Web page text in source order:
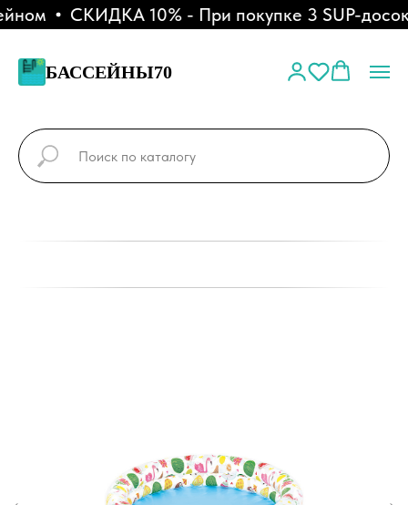
СКИДКА 10% - При покупке 3 SUP-досок
БАССЕЙНЫ70